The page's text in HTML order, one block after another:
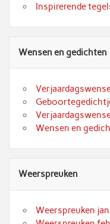
Inspirerende
Wensen en gedichten
Wensen en
Weerspreuken
Weerspreuken